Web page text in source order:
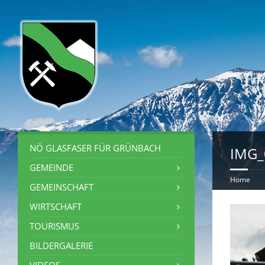
Home
NÖ GLASFASER FÜR GRÜNBACH
GEMEINDE
GEMEINSCHAFT
WIRTSCHAFT
TOURISMUS
BILDERGALERIE